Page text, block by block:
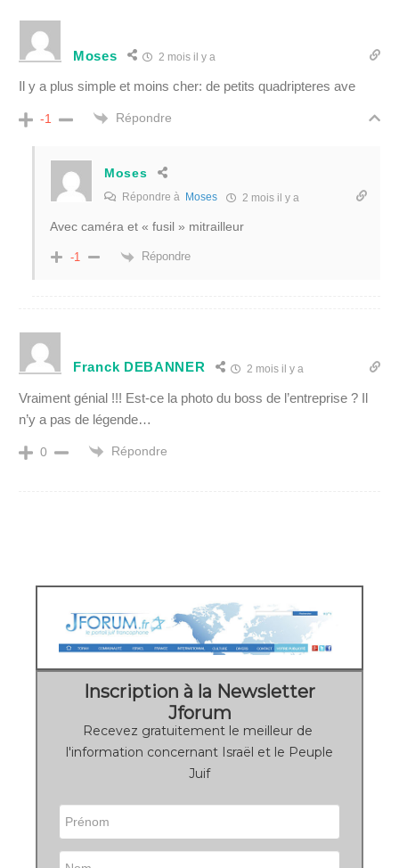
Moses 2 mois il y a
Il y a plus simple et moins cher: de petits quadripteres ave
-1 Répondre
Moses
Répondre à Moses 2 mois il y a
Avec caméra et « fusil » mitrailleur
-1 Répondre
Franck DEBANNER 2 mois il y a
Vraiment génial !!! Est-ce la photo du boss de l’entreprise ? Il
n’y a pas de légende…
0 Répondre
Inscription à la Newsletter
Jforum
Recevez gratuitement le meilleur de
l'information concernant Israël et le Peuple
Juif